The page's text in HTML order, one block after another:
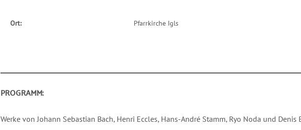
Ort: Pfarrkirche Igls
PROGRAMM:
Werke von Johann Sebastian Bach, Henri Eccles, Hans-André Stamm, Ryo Noda und Denis